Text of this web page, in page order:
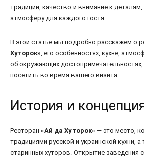
традиции, качество и внимание к
атмосферу для каждого гостя.
В этой статье мы подробно расскажем о
Хуторок», его особенностях, кухне,
об окружающих
посетить во время вашего визита.
История и
Ресторан «Ай да Хуторок» — это место,
традициями русской и украинской кухни,
старинных хуторов. Открытие заведения